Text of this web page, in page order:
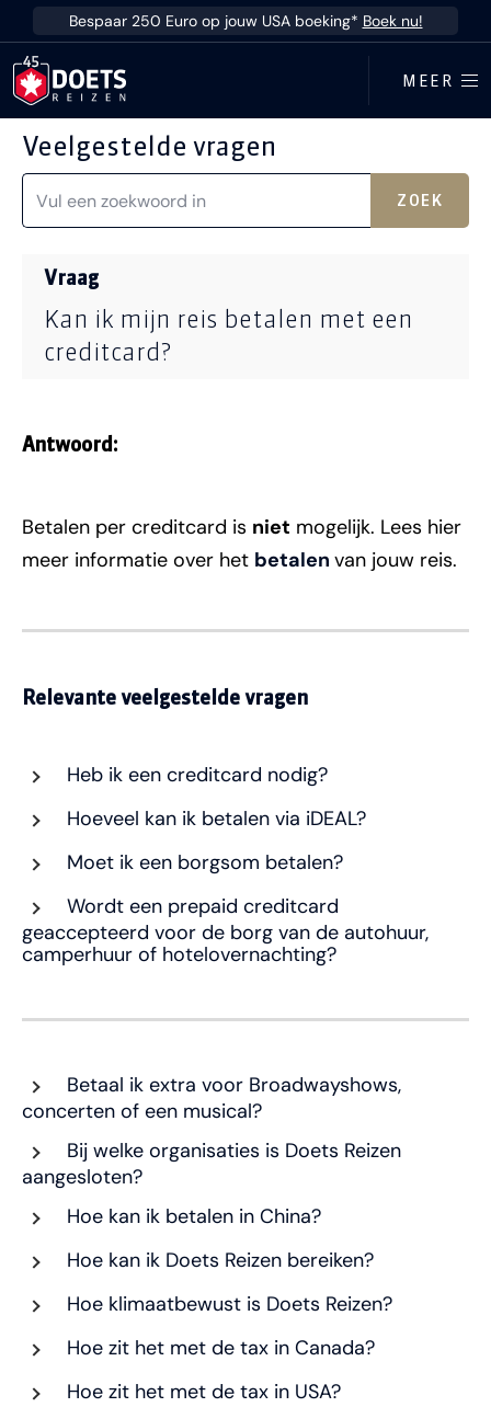
Ga direct naar inhoud
Bespaar 250 Euro op jouw USA boeking* Boek nu!
MEER
Veelgestelde vragen
ZOEK
Vraag
Kan ik mijn reis betalen met een
creditcard?
Antwoord:
Betalen per creditcard is niet mogelijk. Lees hier
meer informatie over het betalen van jouw reis.
Relevante veelgestelde vragen
Heb ik een creditcard nodig?
Hoeveel kan ik betalen via iDEAL?
Moet ik een borgsom betalen?
Wordt een prepaid creditcard
geaccepteerd voor de borg van de autohuur,
camperhuur of hotelovernachting?
Betaal ik extra voor Broadwayshows,
concerten of een musical?
Bij welke organisaties is Doets Reizen
aangesloten?
Hoe kan ik betalen in China?
Hoe kan ik Doets Reizen bereiken?
Hoe klimaatbewust is Doets Reizen?
Hoe zit het met de tax in Canada?
Hoe zit het met de tax in USA?